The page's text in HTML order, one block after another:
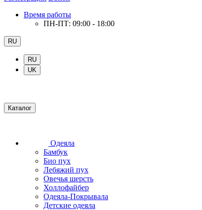
Время работы
ПН-ПТ: 09:00 - 18:00
RU
RU
UK
Каталог
Одеяла
Бамбук
Био пух
Лебяжий пух
Овечья шерсть
Холлофайбер
Одеяла-Покрывала
Детские одеяла